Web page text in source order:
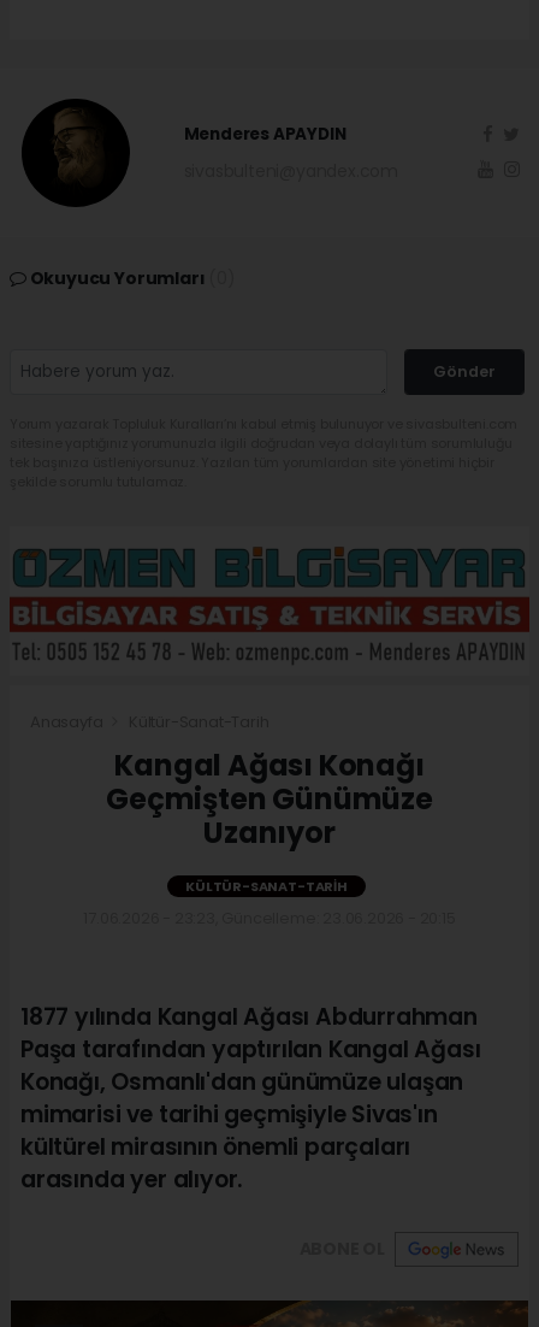
Menderes APAYDIN
Okuyucu Yorumları
Gönder
Kangal Ağası Konağı
Geçmişten Günümüze
Uzanıyor
KÜLTÜR-SANAT-TARIH
1877 yılında Kangal Ağası Abdurrahman
Paşa tarafından yaptırılan Kangal Ağası
Konağı, Osmanlı'dan günümüze ulaşan
mimarisi ve tarihi geçmişiyle Sivas'ın
kültürel mirasının önemli parçaları
arasında yer alıyor.